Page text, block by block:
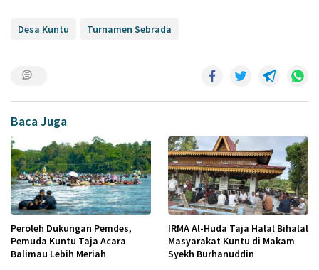
Desa Kuntu Turnamen Sebrada
Baca Juga
Peroleh Dukungan Pemdes,
Pemuda Kuntu Taja Acara
Balimau Lebih Meriah
IRMA Al-Huda Taja Halal Bihalal
Masyarakat Kuntu di Makam
Syekh Burhanuddin